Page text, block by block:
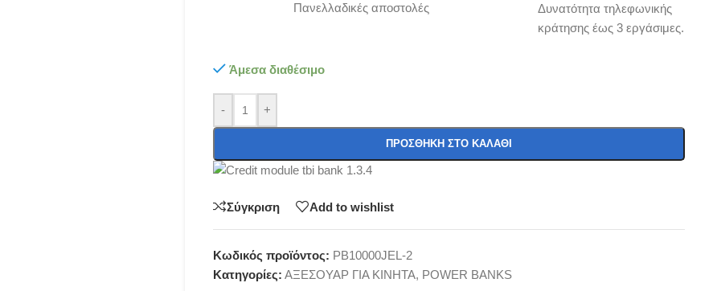
Πανελλαδικές αποστολές
Δυνατότητα τηλεφωνικής
κράτησης έως 3 εργάσιμες.
Άμεσα διαθέσιμο
- +
ΠΡΟΣΘΉΚΗ ΣΤΟ ΚΑΛΆΘΙ
Σύγκριση Add to wishlist
Κωδικός προϊόντος: PB10000JEL-2
Κατηγορίες: ΑΞΕΣΟΥΑΡ ΓΙΑ ΚΙΝΗΤΑ, POWER BANKS